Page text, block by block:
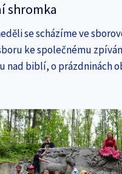
shromka
se scházíme ve
ke společnému
nad biblí, o prázdninách